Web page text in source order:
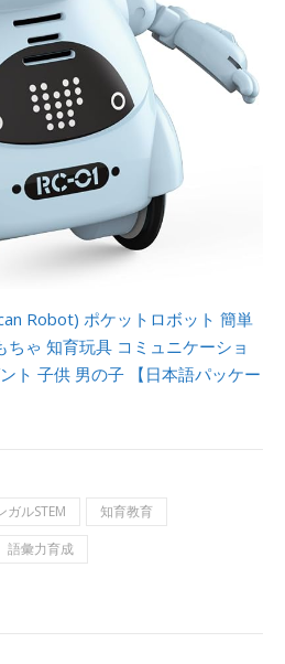
Robot) ポケットロボット 簡単
ゃ 知育玩具 コミュニケーショ
ト 子供 男の子 【日本語パッケー
ガルSTEM
知育教育
語彙力育成